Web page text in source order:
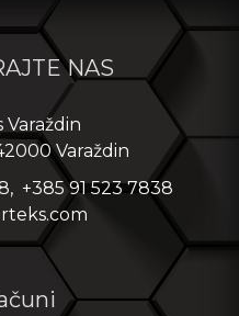
NAS
Varaždin
Varaždin
+385 91 523 7838